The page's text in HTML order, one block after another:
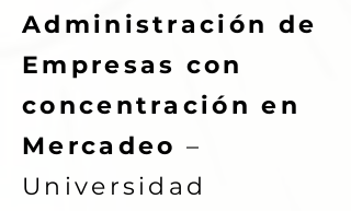
Administración de
Empresas con
concentración en
Mercadeo –
Universidad